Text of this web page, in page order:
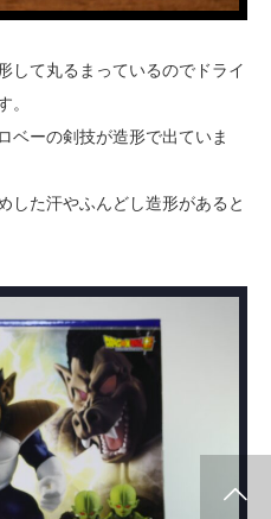
して丸るまっているのでドライ
。
ベーの剣技が造形で出ていま
した汗やふんどし造形があると
SClutures BIG